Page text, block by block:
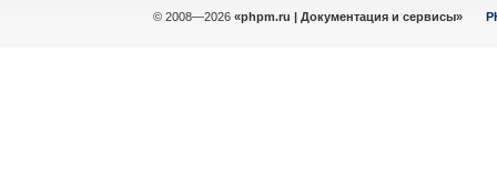
© 2008—2026 «phpm.ru | Документация и сервисы»